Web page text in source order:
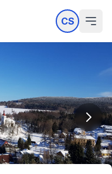
CS